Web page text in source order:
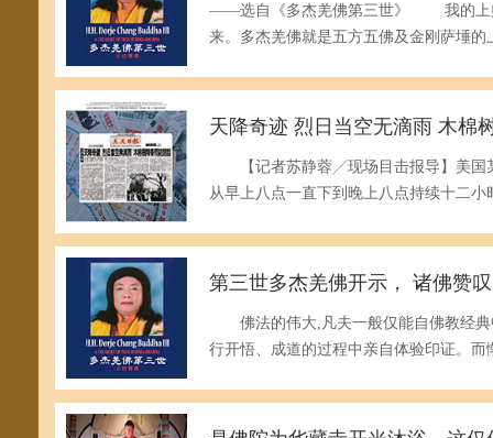
——选自《多杰羌佛第三世》 我的上师
来。多杰羌佛就是五方五佛及金刚萨埵的
天降奇迹 烈日当空无滴雨 木棉
【记者苏静蓉╱现场目击报导】美国
从早上八点一直下到晚上八点持续十二小
第三世多杰羌佛开示， 诸佛赞
佛法的伟大,凡夫一般仅能自佛教经典
行开悟、成道的过程中亲自体验印证。而